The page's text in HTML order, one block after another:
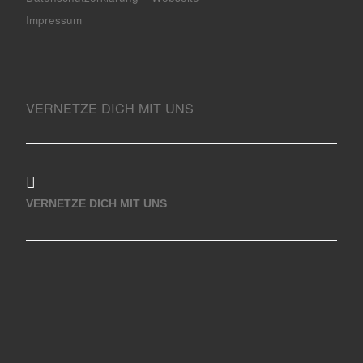
Impressum
VERNETZE DICH MIT UNS
VERNETZE DICH MIT UNS